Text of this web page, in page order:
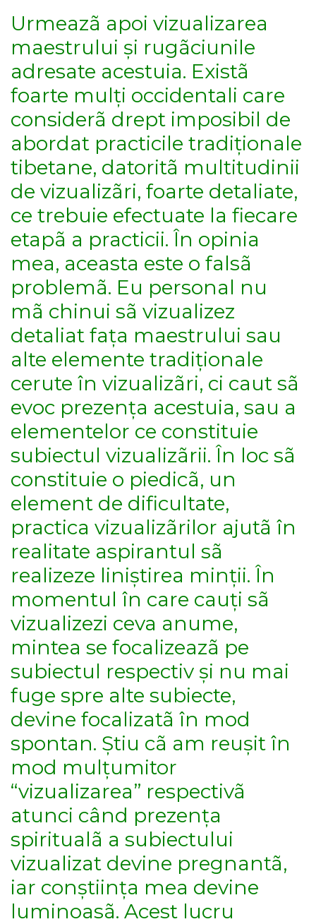
Urmeazã apoi vizualizarea
maestrului și rugãciunile
adresate acestuia. Existã
foarte mulți occidentali care
considerã drept imposibil de
abordat practicile tradiționale
tibetane, datoritã multitudinii
de vizualizãri, foarte detaliate,
ce trebuie efectuate la fiecare
etapã a practicii. În opinia
mea, aceasta este o falsã
problemã. Eu personal nu
mã chinui sã vizualizez
detaliat fața maestrului sau
alte elemente tradiționale
cerute în vizualizãri, ci caut sã
evoc prezența acestuia, sau a
elementelor ce constituie
subiectul vizualizãrii. În loc sã
constituie o piedicã, un
element de dificultate,
practica vizualizãrilor ajutã în
realitate aspirantul sã
realizeze liniștirea minții. În
momentul în care cauți sã
vizualizezi ceva anume,
mintea se focalizeazã pe
subiectul respectiv și nu mai
fuge spre alte subiecte,
devine focalizatã în mod
spontan. Știu cã am reușit în
mod mulțumitor
“vizualizarea” respectivã
atunci când prezența
spiritualã a subiectului
vizualizat devine pregnantã,
iar conștiința mea devine
luminoasã. Acest lucru